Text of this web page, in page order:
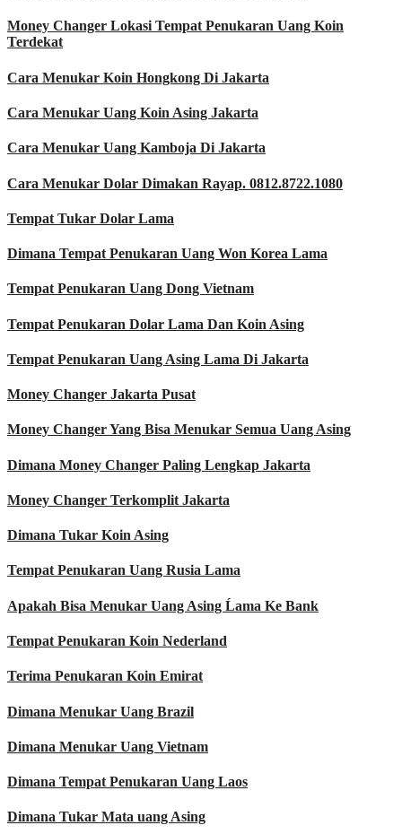
Money Changer Lokasi Tempat Penukaran Uang Koin
Terdekat
Cara Menukar Koin Hongkong Di Jakarta
Cara Menukar Uang Koin Asing Jakarta
Cara Menukar Uang Kamboja Di Jakarta
Cara Menukar Dolar Dimakan Rayap. 0812.8722.1080
Tempat Tukar Dolar Lama
Dimana Tempat Penukaran Uang Won Korea Lama
Tempat Penukaran Uang Dong Vietnam
Tempat Penukaran Dolar Lama Dan Koin Asing
Tempat Penukaran Uang Asing Lama Di Jakarta
Money Changer Jakarta Pusat
Money Changer Yang Bisa Menukar Semua Uang Asing
Dimana Money Changer Paling Lengkap Jakarta
Money Changer Terkomplit Jakarta
Dimana Tukar Koin Asing
Tempat Penukaran Uang Rusia Lama
Apakah Bisa Menukar Uang Asing Ĺama Ke Bank
Tempat Penukaran Koin Nederland
Terima Penukaran Koin Emirat
Dimana Menukar Uang Brazil
Dimana Menukar Uang Vietnam
Dimana Tempat Penukaran Uang Laos
Dimana Tukar Mata uang Asing